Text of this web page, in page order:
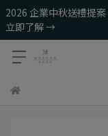
2026 企業中秋送禮提
立即了解 →